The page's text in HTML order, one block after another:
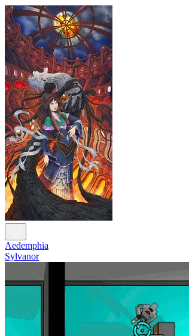
Aedemphia
Sylvanor